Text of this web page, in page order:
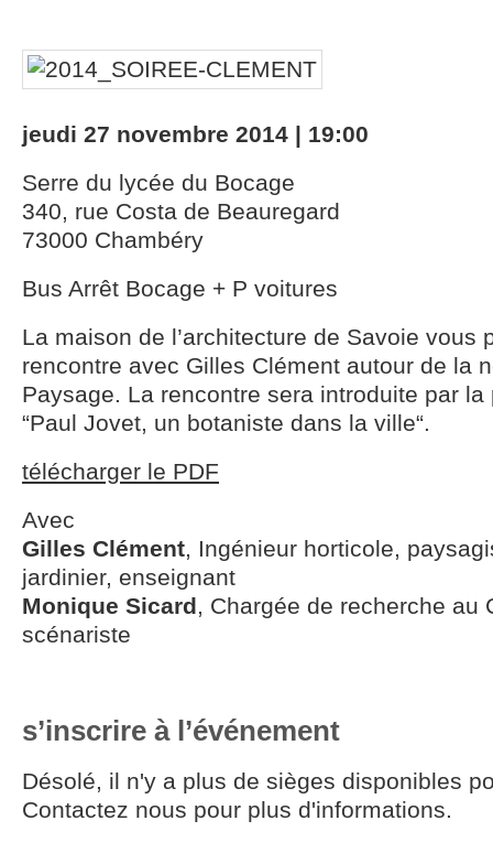
jeudi 27 novembre 2014 | 19:00
Serre du lycée du Bocage
340, rue Costa de Beauregard
73000 Chambéry
Bus Arrêt Bocage + P voitures
La maison de l’architecture de Savoie vous
rencontre avec Gilles Clément autour de la
Paysage. La rencontre sera introduite par
“Paul Jovet, un botaniste dans la ville“.
télécharger le PDF
Avec
Gilles Clément, Ingénieur horticole,
jardinier, enseignant
Monique Sicard, Chargée de recherche au
scénariste
s’inscrire à l’événement
Désolé, il n'y a plus de sièges disponibles
Contactez nous pour plus d'informations.